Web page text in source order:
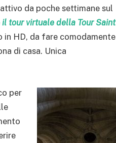
da poche settimane sul
il tour virtuale della Tour Saint
in HD, da fare comodamente
di casa. Unica
per